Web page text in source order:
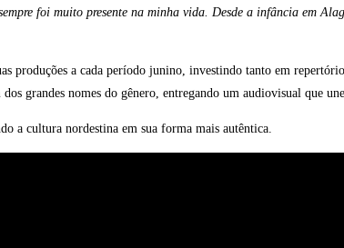
foi muito presente na minha vida. Desde a infância em
produções a cada período junino, investindo tanto em
grandes nomes do gênero, entregando um audiovisual que
a cultura nordestina em sua forma mais autêntica.